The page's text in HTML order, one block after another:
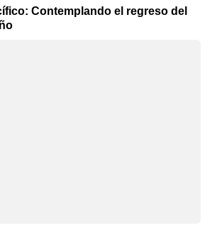
Contemplando el regreso del